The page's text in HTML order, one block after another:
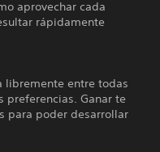
aprovechar cada
rápidamente
libremente entre todas
preferencias. Ganar te
para poder desarrollar